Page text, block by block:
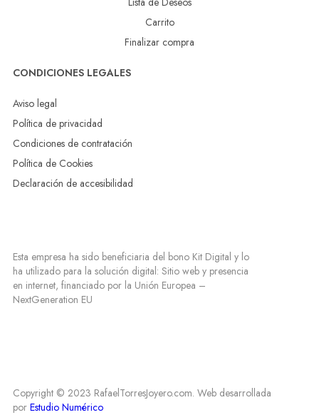
Carrito
Finalizar compra
CONDICIONES LEGALES
Aviso legal
Política de privacidad
Condiciones de contratación
Política de Cookies
Declaración de accesibilidad
Esta empresa ha sido beneficiaria del bono Kit Digital y lo
ha utilizado para la solución digital: Sitio web y presencia
en internet, financiado por la Unión Europea –
NextGeneration EU
Copyright © 2023 RafaelTorresJoyero.com. Web desarrollada
por Estudio Numérico